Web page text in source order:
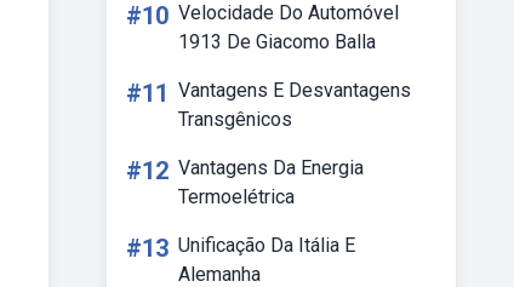
#10 Velocidade Do Automóvel
1913 De Giacomo Balla
#11 Vantagens E Desvantagens
Transgênicos
#12 Vantagens Da Energia
Termoelétrica
#13 Unificação Da Itália E
Alemanha